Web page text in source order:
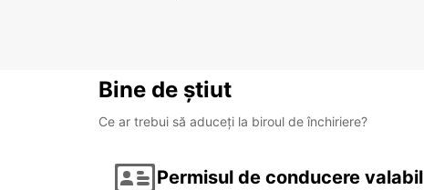
Bine de știut
Ce ar trebui să aduceți la biroul de închiriere?
Permisul de conducere valabil